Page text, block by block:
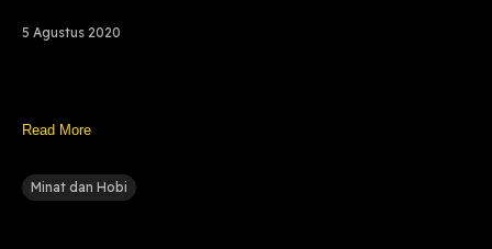
5 Agustus 2020
Read More
Minat dan Hobi